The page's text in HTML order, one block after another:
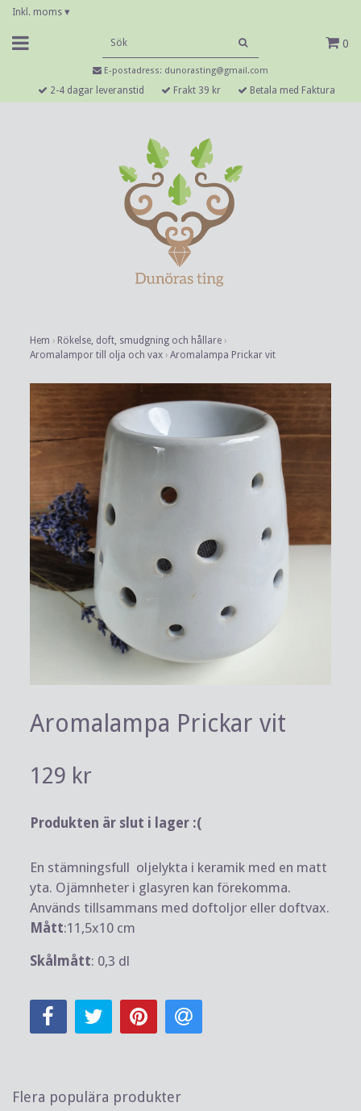
Inkl. moms ▾
0
E-postadress: dunorasting@gmail.com
2-4 dagar leveranstid Frakt 39 kr Betala med Faktura
Hem › Rökelse, doft, smudgning och hållare ›
Aromalampor till olja och vax › Aromalampa Prickar vit
Aromalampa Prickar vit
129 kr
Produkten är slut i lager :(
En stämningsfull oljelykta i keramik med en matt
yta. Ojämnheter i glasyren kan förekomma.
Används tillsammans med doftoljor eller doftvax.
Mått:11,5x10 cm
Skålmått: 0,3 dl
Flera populära produkter